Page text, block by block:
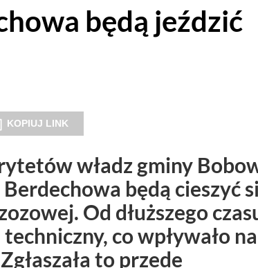
będą jeździć
KOPIUJ LINK
władz gminy
będą cieszyć
Od dłuższego
co wpływało na
to przede